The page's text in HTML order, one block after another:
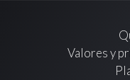
Valores y